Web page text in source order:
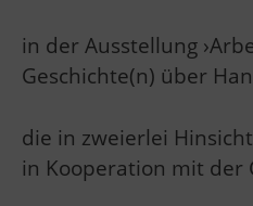
in der Ausstellung
Geschichte(n) über
die in zweierlei
in Kooperation mit der